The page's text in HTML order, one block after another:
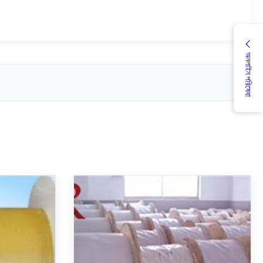
অনলাইন পরিষেবা
দৈর্ঘ্য 50km/ড্রাম ফাইবার শক্তিশালী
প্লাস্টিক রড ব্যাসার্ধ 0.5mm-7.0mm